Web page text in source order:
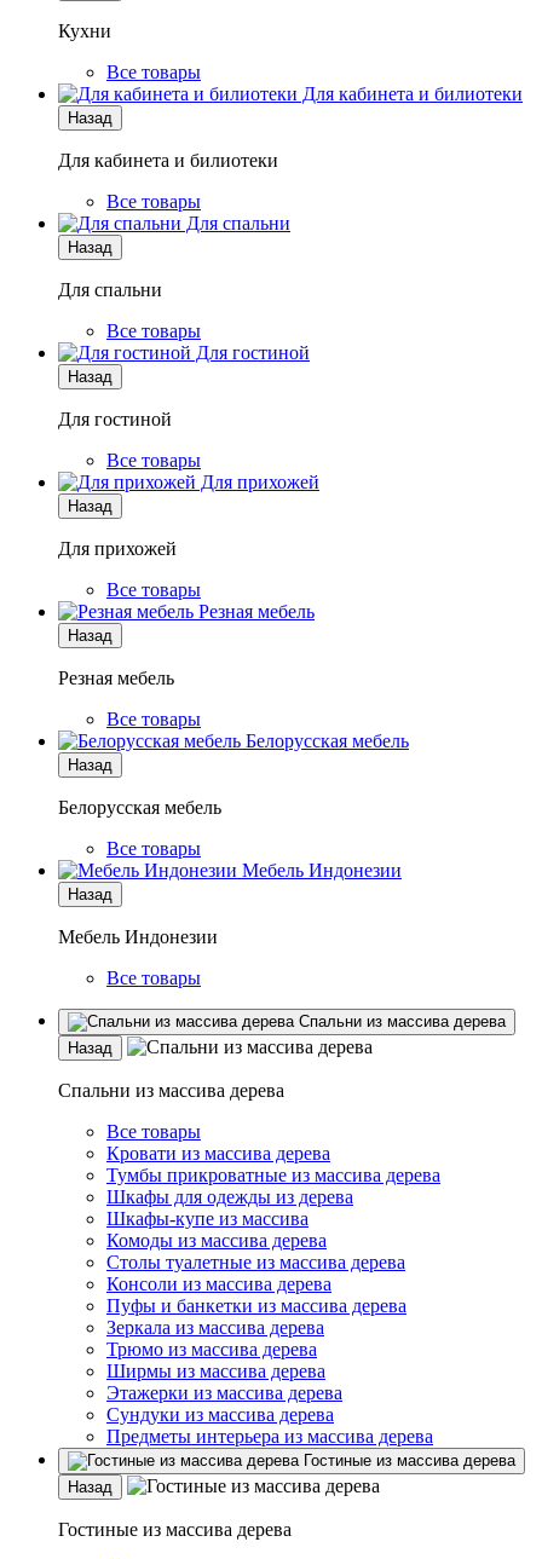
Кухни
Все товары
Для кабинета и билиотеки
Назад
Для кабинета и билиотеки
Все товары
Для спальни
Назад
Для спальни
Все товары
Для гостиной
Назад
Для гостиной
Все товары
Для прихожей
Назад
Для прихожей
Все товары
Резная мебель
Назад
Резная мебель
Все товары
Белорусская мебель
Назад
Белорусская мебель
Все товары
Мебель Индонезии
Назад
Мебель Индонезии
Все товары
Спальни из массива дерева
Назад
Спальни из массива дерева
Все товары
Кровати из массива дерева
Тумбы прикроватные из массива дерева
Шкафы для одежды из дерева
Шкафы-купе из массива
Комоды из массива дерева
Столы туалетные из массива дерева
Консоли из массива дерева
Пуфы и банкетки из массива дерева
Зеркала из массива дерева
Трюмо из массива дерева
Ширмы из массива дерева
Этажерки из массива дерева
Сундуки из массива дерева
Предметы интерьера из массива дерева
Гостиные из массива дерева
Назад
Гостиные из массива дерева